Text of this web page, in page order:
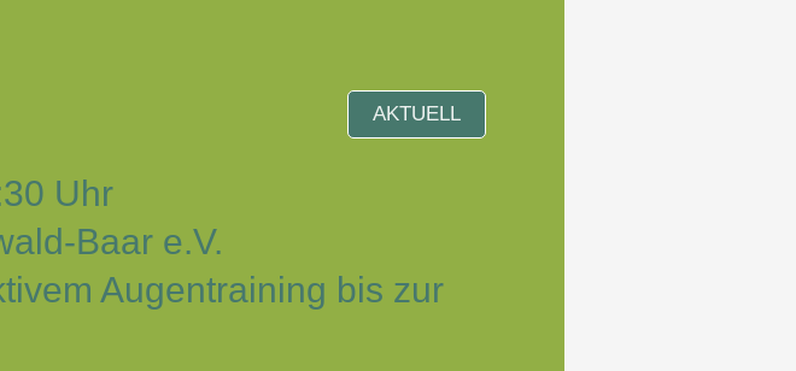
AKTUELL
19:30 Uhr
Baar e.V.
Augentraining bis zur